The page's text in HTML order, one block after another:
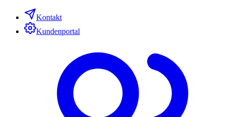
Kontakt
Kundenportal